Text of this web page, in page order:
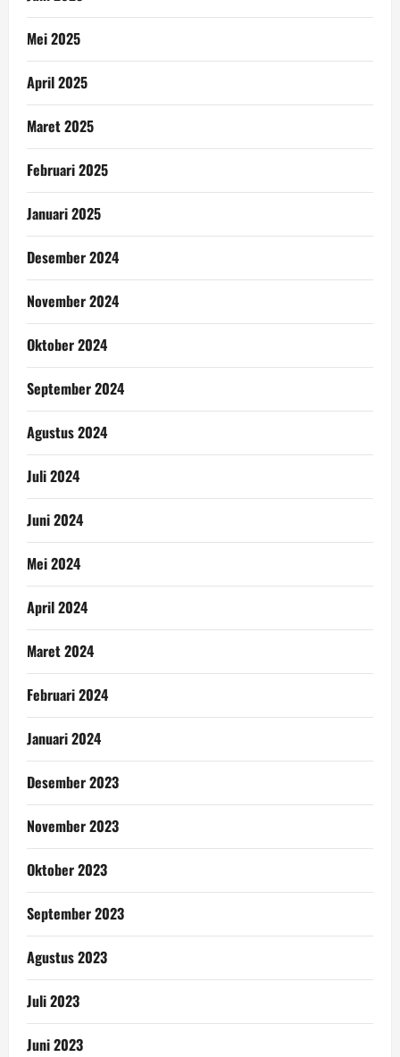
Mei 2025
April 2025
Maret 2025
Februari 2025
Januari 2025
Desember 2024
November 2024
Oktober 2024
September 2024
Agustus 2024
Juli 2024
Juni 2024
Mei 2024
April 2024
Maret 2024
Februari 2024
Januari 2024
Desember 2023
November 2023
Oktober 2023
September 2023
Agustus 2023
Juli 2023
Juni 2023